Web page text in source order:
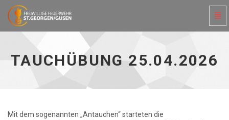
Tauchübung
TAUCHÜBUNG 25.04.2026
Mit dem sogenannten „Antauchen“ starteten die